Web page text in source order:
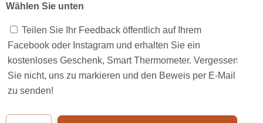
Wählen Sie unten
Teilen Sie Ihr Feedback öffentlich auf Ihrem
Facebook oder Instagram und erhalten Sie ein
kostenloses Geschenk, Smart Thermometer. Vergessen
Sie nicht, uns zu markieren und den Beweis per E-Mail
zu senden!